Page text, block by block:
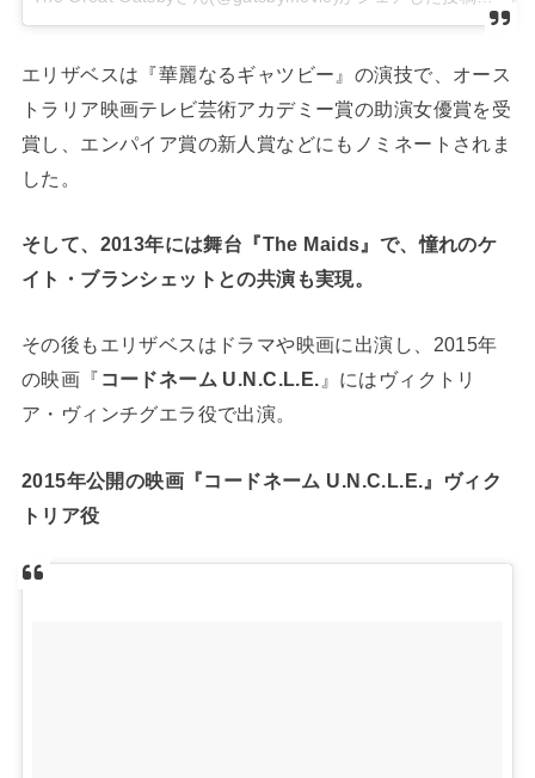
エリザベスは『華麗なるギャツビー』の演技で、オース
トラリア映画テレビ芸術アカデミー賞の助演女優賞を受
賞し、エンパイア賞の新人賞などにもノミネートされま
した。
そして、2013年には舞台『The Maids』で、憧れのケ
イト・ブランシェットとの共演も実現。
その後もエリザベスはドラマや映画に出演し、2015年
の映画『 コードネーム U.N.C.L.E. 』にはヴィクトリ
ア・ヴィンチグエラ役で出演。
2015年公開の映画『コードネーム U.N.C.L.E.』ヴィク
トリア役